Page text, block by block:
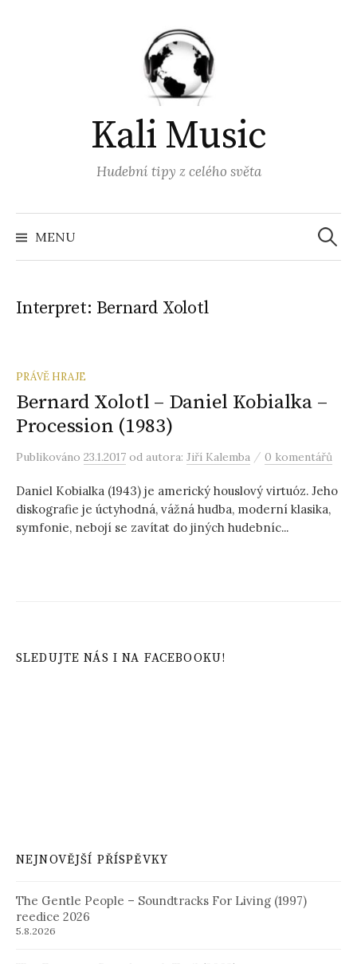
Kali Music
Hudební tipy z celého světa
MENU
Interpret: Bernard Xolotl
PRÁVĚ HRAJE
Bernard Xolotl – Daniel Kobialka –
Procession (1983)
Publikováno 23.1.2017 od autora: Jiří Kalemba / 0 komentářů
Daniel Kobialka (1943) je americký houslový virtuóz. Jeho
diskografie je úctyhodná, vážná hudba, moderní klasika,
symfonie, nebojí se zavítat do jiných hudebníc...
SLEDUJTE NÁS I NA FACEBOOKU!
NEJNOVĚJŠÍ PŘÍSPĚVKY
The Gentle People – Soundtracks For Living (1997)
reedice 2026
5.8.2026